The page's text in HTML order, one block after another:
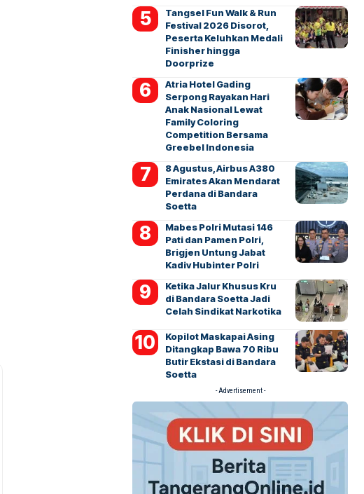
Tangsel Fun Walk & Run
Festival 2026 Disorot,
Peserta Keluhkan Medali
Finisher hingga
Doorprize
Atria Hotel Gading
Serpong Rayakan Hari
Anak Nasional Lewat
Family Coloring
Competition Bersama
Greebel Indonesia
8 Agustus, Airbus A380
Emirates Akan Mendarat
Perdana di Bandara
Soetta
Mabes Polri Mutasi 146
Pati dan Pamen Polri,
Brigjen Untung Jabat
Kadiv Hubinter Polri
Ketika Jalur Khusus Kru
di Bandara Soetta Jadi
Celah Sindikat Narkotika
Kopilot Maskapai Asing
Ditangkap Bawa 70 Ribu
Butir Ekstasi di Bandara
Soetta
- Advertisement -